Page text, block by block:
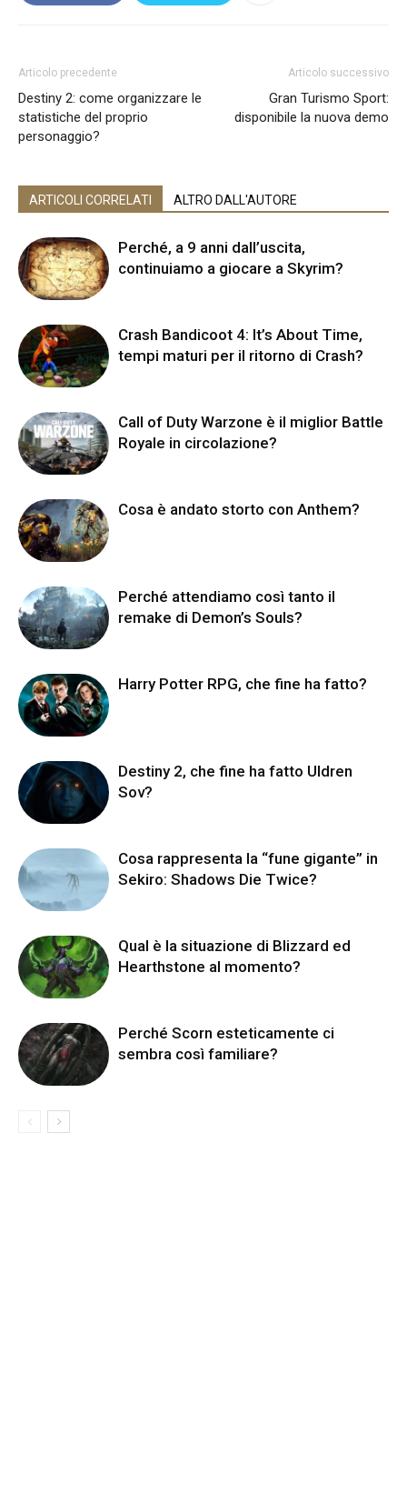
Articolo precedente
Destiny 2: come organizzare le
statistiche del proprio
personaggio?
Articolo successivo
Gran Turismo Sport:
disponibile la nuova demo
ARTICOLI CORRELATI ALTRO DALL'AUTORE
Perché, a 9 anni dall’uscita,
continuiamo a giocare a Skyrim?
Crash Bandicoot 4: It’s About Time,
tempi maturi per il ritorno di Crash?
Call of Duty Warzone è il miglior Battle
Royale in circolazione?
Cosa è andato storto con Anthem?
Perché attendiamo così tanto il
remake di Demon’s Souls?
Harry Potter RPG, che fine ha fatto?
Destiny 2, che fine ha fatto Uldren
Sov?
Cosa rappresenta la “fune gigante” in
Sekiro: Shadows Die Twice?
Qual è la situazione di Blizzard ed
Hearthstone al momento?
Perché Scorn esteticamente ci
sembra così familiare?